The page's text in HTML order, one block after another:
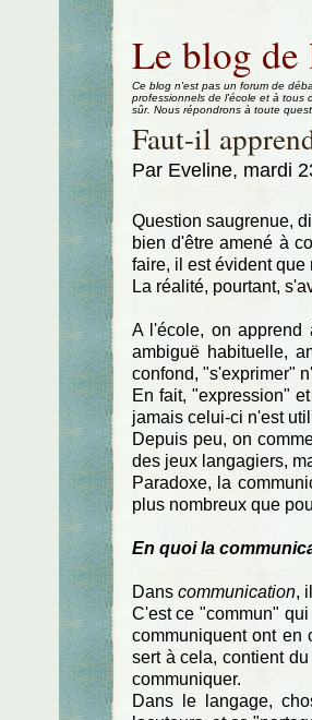
Aller au contenu
Le blog de
Ce blog n'est pas un forum de
professionnels de l'école et à tous
sûr. Nous répondrons à toute
Faut-il
Par Eveline, mardi
Question saugrenue,
bien d'être amené à
faire, il est évident
La réalité, pourtant,
A l'école, on apprend
ambiguë habituelle,
confond, "s'exprimer"
En fait, "expression"
jamais celui-ci n'est
Depuis peu, on
des jeux langagiers,
Paradoxe, la
plus nombreux que
En quoi la
Dans communication,
C'est ce "commun"
communiquent ont en
sert à cela, contient
communiquer.
Dans le langage,